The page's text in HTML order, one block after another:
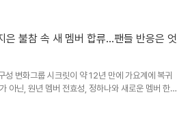
기대감을 높이고 있습니다. 재혼설 속 행보와 향후
휩싸이기도 했으나, 소속사를 떠나 독..
은 불참 속 새 멤버 합류…팬들 반응은 엇
변화그룹 시크릿이 약 12년 만에 가요계에 복귀
아닌, 원년 멤버 전효성, 정하나와 새로운 멤버 한
퇴한 한선화와 결혼 생활에 집중 중인 송지은은